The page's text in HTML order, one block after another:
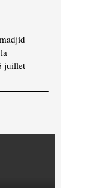
juillet